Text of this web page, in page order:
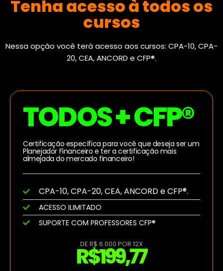
Tenha acesso à todos os
cursos
Nessa opção você terá acesso aos cursos: CPA-10, CPA-
20, CEA, ANCORD e CFP®.
TODOS + CFP®
Certificação específica para você que deseja ser um
Planejador Financeiro e ter a certificação mais
almejada do mercado financeiro!
CPA-10, CPA-20, CEA, ANCORD e CFP®.
ACESSO ILIMITADO
SUPORTE COM PROFESSORES CFP®
DE R$ 6.000 POR 12X
R$199,77